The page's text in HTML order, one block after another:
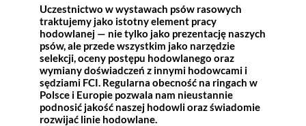
Uczestnictwo w wystawach psów rasowych
traktujemy jako istotny element pracy
hodowlanej — nie tylko jako prezentację naszych
psów, ale przede wszystkim jako narzędzie
selekcji, oceny postępu hodowlanego oraz
wymiany doświadczeń z innymi hodowcami i
sędziami FCI. Regularna obecność na ringach w
Polsce i Europie pozwala nam nieustannie
podnosić jakość naszej hodowli oraz świadomie
rozwijać linie hodowlane.